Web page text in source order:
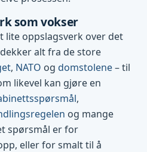
som vokser
lite oppslagsverk over det
alt fra de store
, NATO ogdomstolene– til
likevel kan gjøre en
,
og mange
spørsmål er for
eller for smalt til å